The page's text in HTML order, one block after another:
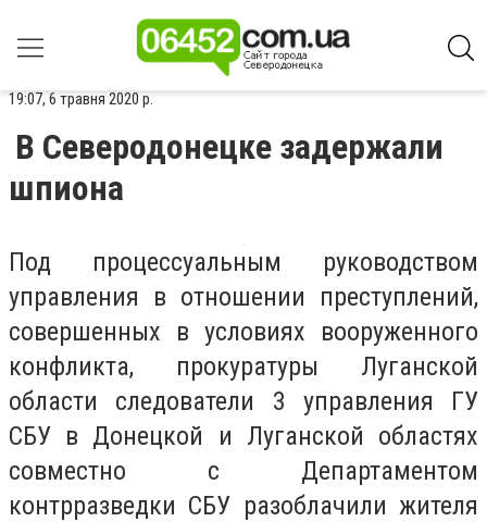
19:07, 6 травня 2020 р.
В Северодонецке задержали
шпиона
Под процессуальным руководством
управления в отношении преступлений,
совершенных в условиях вооруженного
конфликта, прокуратуры Луганской
области следователи 3 управления ГУ
СБУ в Донецкой и Луганской областях
совместно с Департаментом
контрразведки СБУ разоблачили жителя